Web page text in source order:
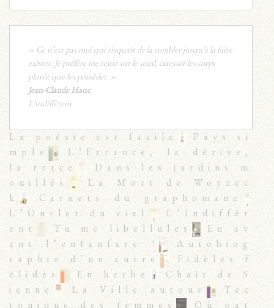
« Ce n’est pas moi qui risquait de la combler jusqu’à la faire
exister. Je préfère me tenir sur le seuil, caresser les corps
plutôt que les posséder. »
Jean-Claude Hauc
L’indifférent
La poésie est facile
Pays si
mple
L’Errance, la dérive,
la trace
Dans les jardins m
ouillés
La Mort de Woyzec
k
Carnets du graphomane
L’Ourlet du ciel
L’Indiffér
ent
Tu me libellules
En av
ant l’enfanfare !
Autobiog
raphie d’un autre
Fidèles f
élidés
En herbe
Chair de S
ienne
La Ville autour
Tec
tonique des femmes
Où pat